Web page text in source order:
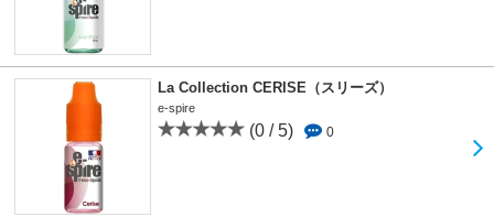
La Collection CERISE（スリーズ）
e-spire
(0 / 5) 0